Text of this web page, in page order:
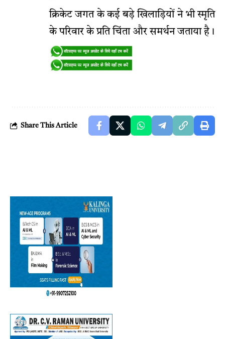
क्रिकेट जगत के कई बड़े खिलाड़ियों ने भी स्मृति
के परिवार के प्रति चिंता और समर्थन जताया है।
Share This Article